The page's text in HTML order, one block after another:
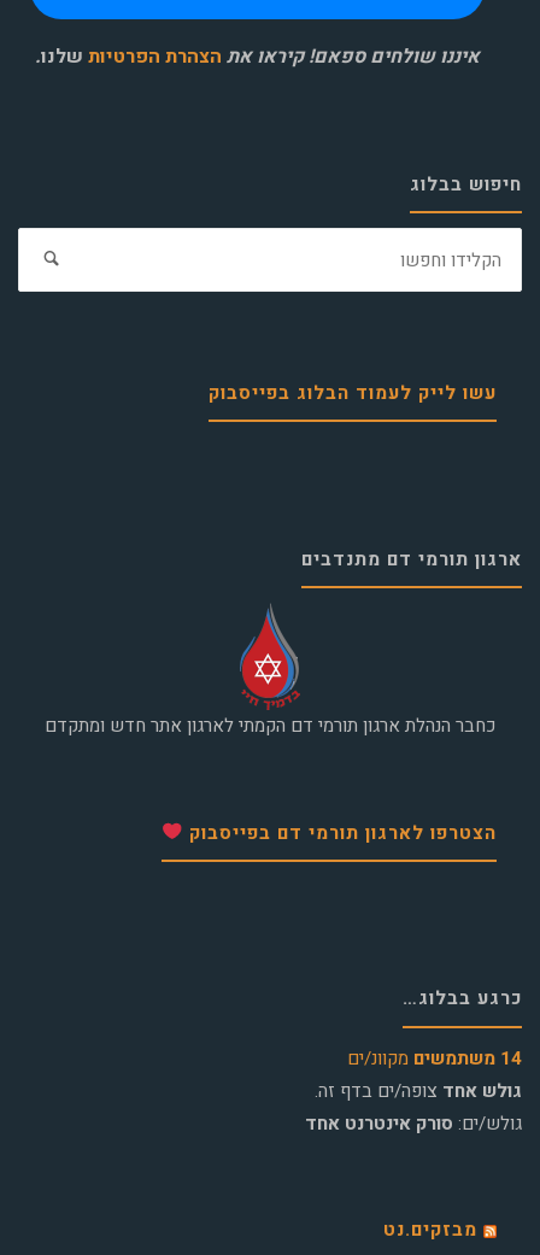
איננו שולחים ספאם! קיראו את הצהרת הפרטיות שלנו.
חיפוש בבלוג
עשו לייק לעמוד הבלוג בפייסבוק
ארגון תורמי דם מתנדבים
כחבר הנהלת ארגון תורמי דם הקמתי לארגון אתר חדש ומתקדם
הצטרפו לארגון תורמי דם בפייסבוק
כרגע בבלוג…
14 משתמשים
מקוונ/ים
גולש אחד צופה/ים בדף זה.
גולש/ים: סורק אינטרנט אחד
מבזקים.נט